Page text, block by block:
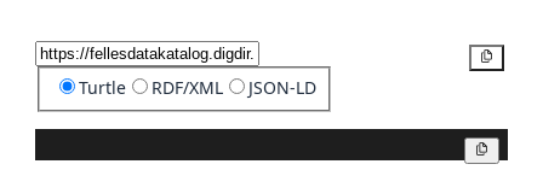
Turtle RDF/XML JSON-LD